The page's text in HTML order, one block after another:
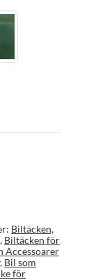
Biltäcken,
, Biltäcken för
Accessoarer
, Bil som
för